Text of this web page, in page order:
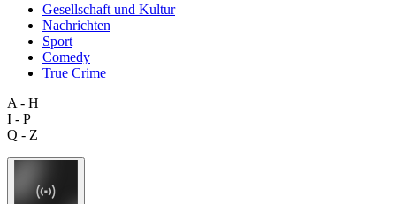
Gesellschaft und Kultur
Nachrichten
Sport
Comedy
True Crime
A - H
I - P
Q - Z